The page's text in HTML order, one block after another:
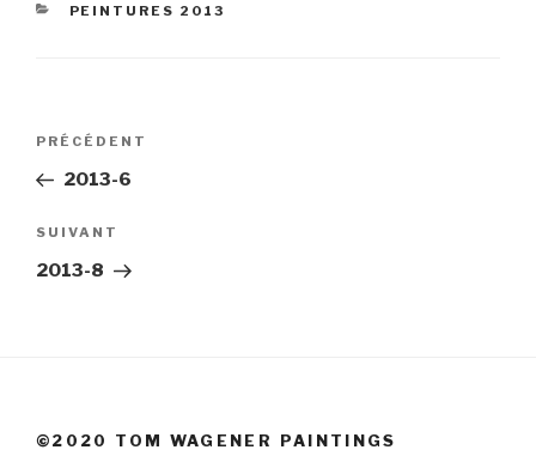
CATÉGORIES
PEINTURES 2013
Navigation
l’article
Article
précédent
PRÉCÉDENT
2013-6
Article
suivant
SUIVANT
2013-8
©2020 TOM WAGENER PAINTINGS